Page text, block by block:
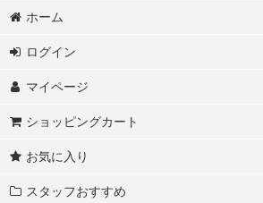
ホーム
ログイン
マイページ
ショッピングカート
お気に入り
スタッフおすすめ